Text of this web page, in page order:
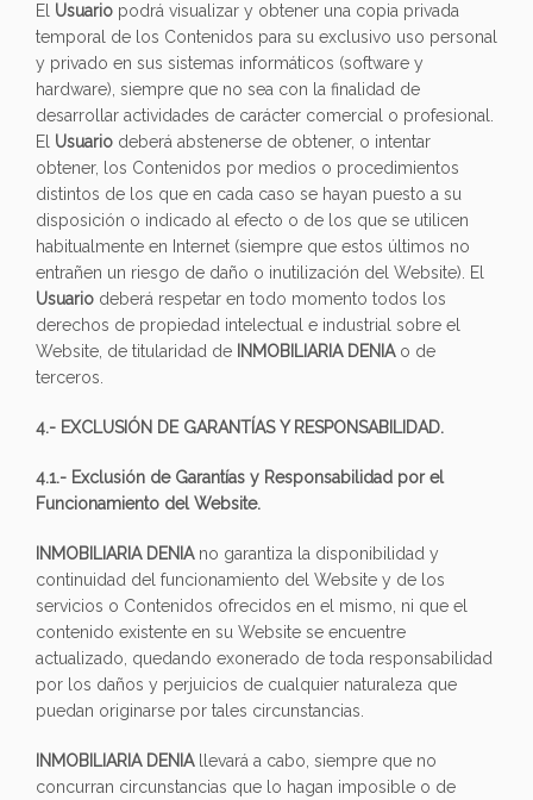
El Usuario podrá visualizar y obtener una copia privada
temporal de los Contenidos para su exclusivo uso personal
y privado en sus sistemas informáticos (software y
hardware), siempre que no sea con la finalidad de
desarrollar actividades de carácter comercial o profesional.
El Usuario deberá abstenerse de obtener, o intentar
obtener, los Contenidos por medios o procedimientos
distintos de los que en cada caso se hayan puesto a su
disposición o indicado al efecto o de los que se utilicen
habitualmente en Internet (siempre que estos últimos no
entrañen un riesgo de daño o inutilización del Website). El
Usuario deberá respetar en todo momento todos los
derechos de propiedad intelectual e industrial sobre el
Website, de titularidad de INMOBILIARIA DENIAo de
terceros.
4.- EXCLUSIÓN DE GARANTÍAS Y RESPONSABILIDAD.
4.1.- Exclusión de Garantías y Responsabilidad por el
Funcionamiento del Website.
INMOBILIARIA DENIAno garantiza la disponibilidad y
continuidad del funcionamiento del Website y de los
servicios o Contenidos ofrecidos en el mismo, ni que el
contenido existente en su Website se encuentre
actualizado, quedando exonerado de toda responsabilidad
por los daños y perjuicios de cualquier naturaleza que
puedan originarse por tales circunstancias.
INMOBILIARIA DENIAllevará a cabo, siempre que no
concurran circunstancias que lo hagan imposible o de